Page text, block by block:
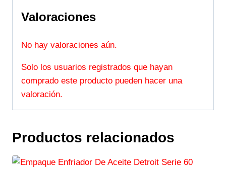
Valoraciones
No hay valoraciones aún.
Solo los usuarios registrados que hayan
comprado este producto pueden hacer una
valoración.
Productos relacionados